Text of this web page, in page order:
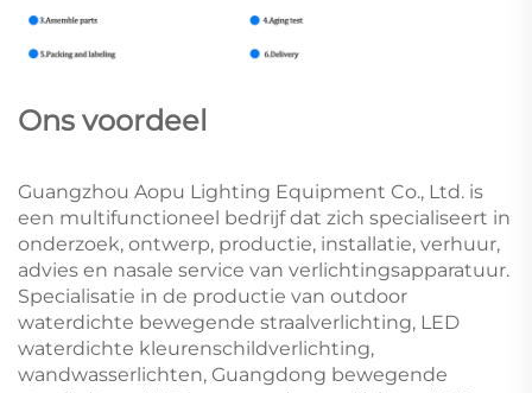
Ons voordeel
Guangzhou Aopu Lighting Equipment Co., Ltd. is
een multifunctioneel bedrijf dat zich specialiseert in
onderzoek, ontwerp, productie, installatie, verhuur,
advies en nasale service van verlichtingsapparatuur.
Specialisatie in de productie van outdoor
waterdichte bewegende straalverlichting, LED
waterdichte kleurenschildverlichting,
wandwasserlichten, Guangdong bewegende